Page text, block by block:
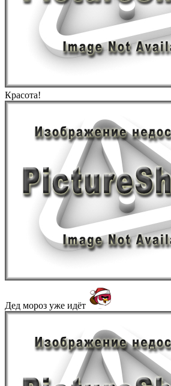
Красота!
Дед мороз уже идёт